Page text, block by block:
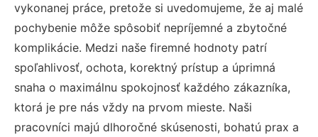
vykonanej práce, pretože si uvedomujeme, že aj malé
pochybenie môže spôsobiť nepríjemné a zbytočné
komplikácie. Medzi naše firemné hodnoty patrí
spoľahlivosť, ochota, korektný prístup a úprimná
snaha o maximálnu spokojnosť každého zákazníka,
ktorá je pre nás vždy na prvom mieste. Naši
pracovníci majú dlhoročné skúsenosti, bohatú prax a